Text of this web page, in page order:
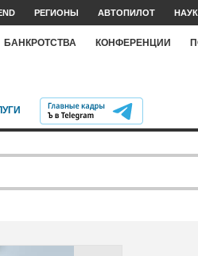
РЕГИОНЫ АВТОПИЛОТ
БАНКРОТСТВА КОНФЕРЕНЦИИ